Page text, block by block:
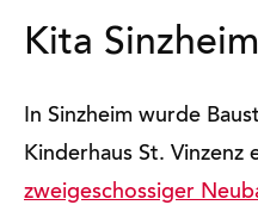
Kita Sinzheim
In Sinzheim wurde
Kinderhaus St. Vinzenz
zweigeschossiger